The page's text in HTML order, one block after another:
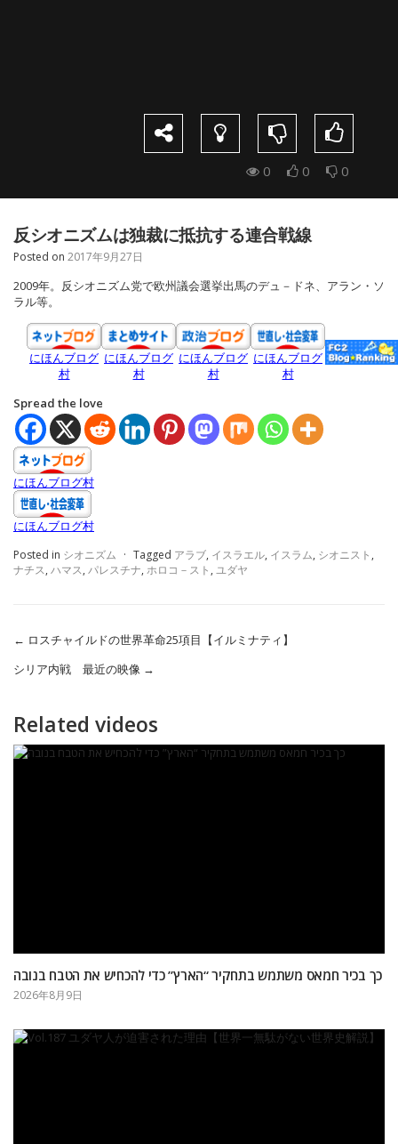
0 0 0
反シオニズムは独裁に抵抗する連合戦線
Posted on 2017年9月27日
2009年。反シオニズム党で欧州議会選挙出馬のデュ－ドネ、アラン・ソ
ラル等。
にほんブログ
村
にほんブログ
村
にほんブログ
村
にほんブログ
村
Spread the love
にほんブログ村
にほんブログ村
Posted in シオニズム · Tagged アラブ, イスラエル, イスラム, シオニスト ,
ナチス, ハマス, パレスチナ, ホロコ－スト , ユダヤ
← ロスチャイルドの世界革命25項目【イルミナティ】
シリア内戦 最近の映像 →
Related videos
כך בכיר חמאס משתמש בתחקיר “הארץ” כדי להכחיש את הטבח בנובה
2026年8月9日